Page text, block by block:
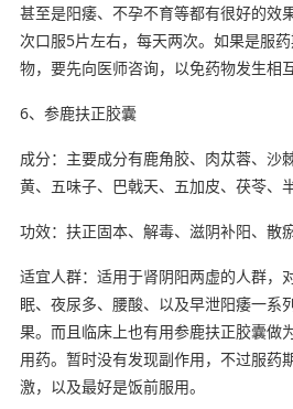
甚至是阳痿、不孕不育等都有很好的效
次口服5片左右，每天两次。如果是服
物，要先向医师咨询，以免药物发生相
6、参鹿扶正胶囊
成分：主要成分有鹿角胶、肉苁蓉、沙
黄、五味子、巴戟天、五加皮、茯苓、
功效：扶正固本、解毒、滋阴补阳、散瘀
适宜人群：适用于肾阴阳两虚的人群，
眠、夜尿多、腰酸、以及早泄阳痿一系
果。而且临床上也有用参鹿扶正胶囊做
用药。暂时没有发现副作用，不过服药
激，以及最好是饭前服用。